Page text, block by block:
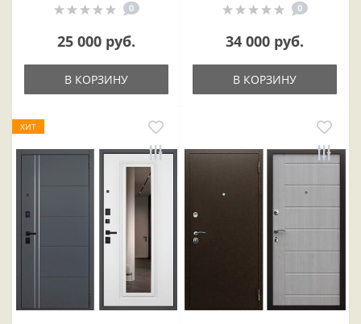
0
25 000 руб.
В КОРЗИНУ
0
34 000 руб.
В КОРЗИНУ
ХИТ